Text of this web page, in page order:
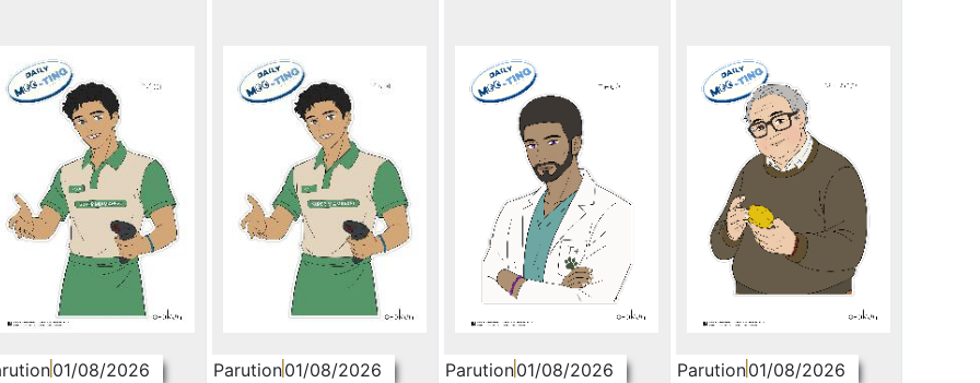
01/08/2026 Parution01/08/2026 Parution01/08/2026 Parution01/08/2026